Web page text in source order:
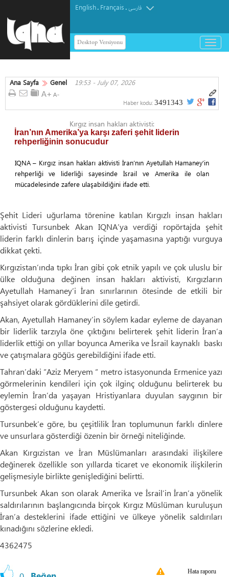
English. Français.فارسی
Desktop Versiyonu
باز
و
کردن
Ana Sayfa Genel 19:53 - July 07, 2026
Haber kodu: 3491343
Kırgız insan hakları aktivisti:
İran’nın Amerika’ya karşı zaferi şehit liderin
rehperliğinin sonucudur
IQNA – Kırgız insan hakları aktivisti İran’nın Ayetullah Hamaney’in
rehperliği ve liderliği sayesinde İsrail ve Amerika ile olan
mücadelesinde zafere ulaşabildiğini ifade etti.
Şehit Lideri uğurlama törenine katılan Kırgızlı insan hakları
aktivisti Tursunbek Akan IQNA’ya verdiği ropörtajda şehit
liderin farklı dinlerin barış içinde yaşamasına yaptığı vurguya
dikkat çekti.
Kırgızistan’ında tıpkı İran gibi çok etnik yapılı ve çok uluslu bir
ülke olduğuna değinen insan hakları aktivisti, Kırgızların
Ayetullah Hamaney’i İran sınırlarının ötesinde de etkili bir
şahsiyet olarak gördüklerini dile getirdi.
Akan, Ayetullah Hamaney’in söylem kadar eyleme de dayanan
bir liderlik tarzıyla öne çıktığını belirterek şehit liderin İran’a
liderlik ettiği on yıllar boyunca Amerika ve İsrail kaynaklı baskı
ve çatışmalara göğüs gerebildiğini ifade etti.
Tahran’daki “Aziz Meryem “ metro istasyonunda Ermenice yazı
görmelerinin kendileri için çok ilginç olduğunu belirterek bu
eylemin İran’da yaşayan Hristiyanlara duyulan saygının bir
göstergesi olduğunu kaydetti.
Tursunbek’e göre, bu çeşitlilik İran toplumunun farklı dinlere
ve unsurlara gösterdiği özenin bir örneği niteliğinde.
Akan Kırgızistan ve İran Müslümanları arasındaki ilişkilere
değinerek özellikle son yıllarda ticaret ve ekonomik ilişkilerin
gelişmesiyle birlikte genişlediğini belirtti.
Tursunbek Akan son olarak Amerika ve İsrail’in İran’a yönelik
saldırılarının başlangıcında birçok Kırgız Müslüman kuruluşun
İran’a desteklerini ifade ettiğini ve ülkeye yönelik saldırıları
kınadığını sözlerine ekledi.
4362475
Hata raporu